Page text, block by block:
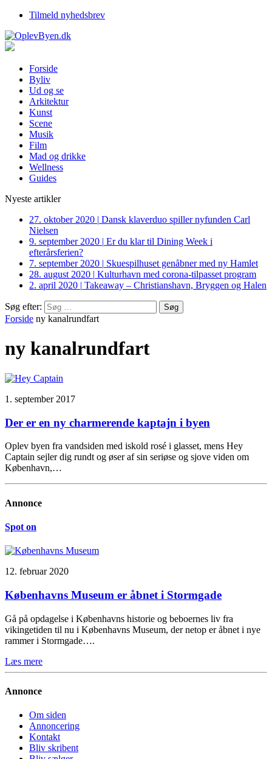
Tilmeld nyhedsbrev
Forside
Byliv
Ud og se
Arkitektur
Kunst
Scene
Musik
Film
Mad og drikke
Wellness
Guides
Nyeste artikler
27. oktober 2020 | Dansk klaverduo spiller nyfunden Carl
Nielsen
9. september 2020 | Er du klar til Dining Week i
efterårsferien?
7. september 2020 | Skuespilhuset genåbner med ny Hamlet
28. august 2020 | Kulturhavn med corona-tilpasset program
2. april 2020 | Takeaway – Christianshavn, Bryggen og Halen
Søg efter:
Forside ny kanalrundfart
ny kanalrundfart
1. september 2017
Der er en ny charmerende kaptajn i byen
Oplev byen fra vandsiden med iskold rosé i glasset, mens Hey
Captain sejler dig rundt og øser af sin seriøse og sjove viden om
København,…
Annonce
Spot on
12. februar 2020
Københavns Museum er åbnet i Stormgade
Gå på opdagelse i Københavns historie og beboernes liv fra
vikingetiden til nu i Københavns Museum, der netop er åbnet i nye
rammer i Stormgade….
Læs mere
Annonce
Om siden
Annoncering
Kontakt
Bliv skribent